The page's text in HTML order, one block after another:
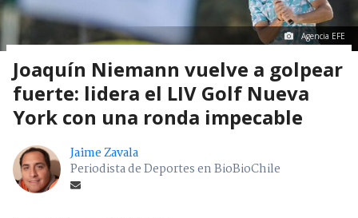
Agencia EFE
Joaquín Niemann vuelve a golpear
fuerte: lidera el LIV Golf Nueva
York con una ronda impecable
Jaime Zavala
Periodista de Deportes en BioBioChile